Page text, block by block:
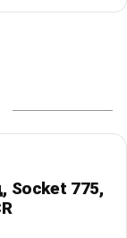
Socket 775,